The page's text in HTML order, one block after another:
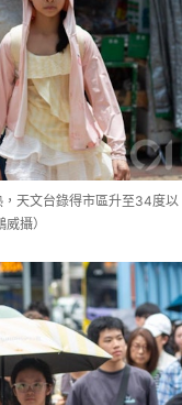
天文台錄得市區升至34度以
攝）